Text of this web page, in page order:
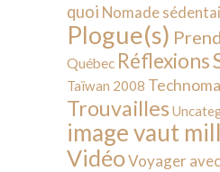
quoi Nomade
Plogue(s)
Québec Réflexions
Taïwan 2008
Trouvailles
image vaut
VidéoVoyager